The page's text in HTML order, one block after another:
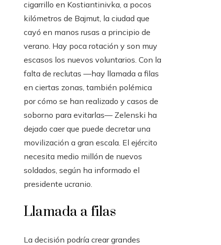
cigarrillo en Kostiantinivka, a pocos
kilómetros de Bajmut, la ciudad que
cayó en manos rusas a principio de
verano. Hay poca rotación y son muy
escasos los nuevos voluntarios. Con la
falta de reclutas —hay llamada a filas
en ciertas zonas, también polémica
por cómo se han realizado y casos de
soborno para evitarlas— Zelenski ha
dejado caer que puede decretar una
movilización a gran escala. El ejército
necesita medio millón de nuevos
soldados, según ha informado el
presidente ucranio.
Llamada a filas
La decisión podría crear grandes